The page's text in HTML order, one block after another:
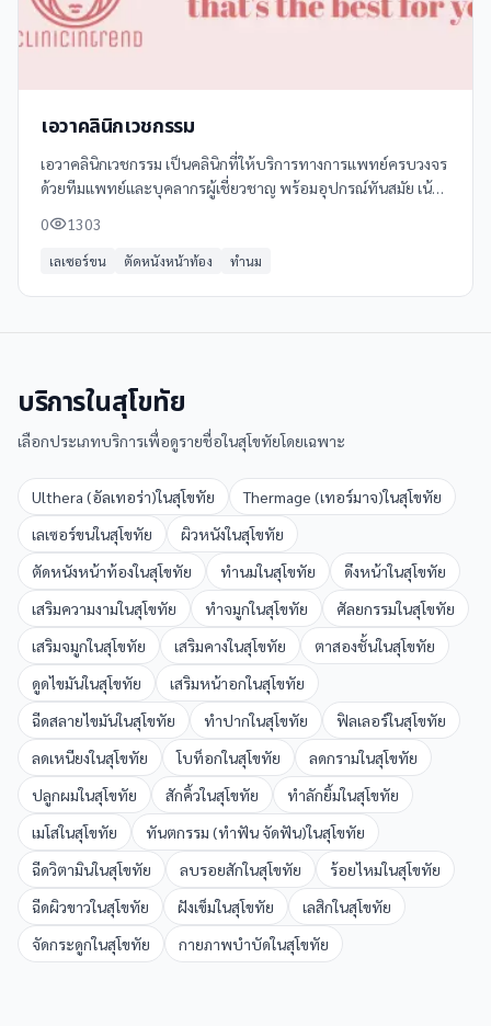
เอวาคลินิกเวชกรรม
เอวาคลินิกเวชกรรม เป็นคลินิกที่ให้บริการทางการแพทย์ครบวงจร
ด้วยทีมแพทย์และบุคลากรผู้เชี่ยวชาญ พร้อมอุปกรณ์ทันสมัย เน้น
0 1303
เลเซอร์ขน ตัดหนังหน้าท้อง ทำนม
บริการในสุโขทัย
เลือกประเภทบริการเพื่อดูรายชื่อในสุโขทัยโดยเฉพาะ
Ulthera (อัลเทอร่า)ในสุโขทัย Thermage (เทอร์มาจ)ในสุโขทัย
เลเซอร์ขนในสุโขทัย ผิวหนังในสุโขทัย
ตัดหนังหน้าท้องในสุโขทัย ทำนมในสุโขทัย ดึงหน้าในสุโขทัย
เสริมความงามในสุโขทัย ทำจมูกในสุโขทัย ศัลยกรรมในสุโขทัย
เสริมจมูกในสุโขทัย เสริมคางในสุโขทัย ตาสองชั้นในสุโขทัย
ดูดไขมันในสุโขทัย เสริมหน้าอกในสุโขทัย
ฉีดสลายไขมันในสุโขทัย ทำปากในสุโขทัย ฟิลเลอร์ในสุโขทัย
ลดเหนียงในสุโขทัย โบท็อกในสุโขทัย ลดกรามในสุโขทัย
ปลูกผมในสุโขทัย สักคิ้วในสุโขทัย ทำลักยิ้มในสุโขทัย
เมโสในสุโขทัย ทันตกรรม (ทำฟัน จัดฟัน)ในสุโขทัย
ฉีดวิตามินในสุโขทัย ลบรอยสักในสุโขทัย ร้อยไหมในสุโขทัย
ฉีดผิวขาวในสุโขทัย ฝังเข็มในสุโขทัย เลสิกในสุโขทัย
จัดกระดูกในสุโขทัย กายภาพบำบัดในสุโขทัย